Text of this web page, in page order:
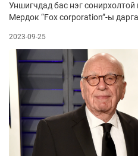
Уншигчдад бас нэг сонирхолтой
Мердок “Fox сorporation”-ы
компанийн хүндэт даргын алба
Хүү Лахлан нь ирэх
компанийг өөрийн хяналтад
байна. Лахлан Мердок 1971 онд
дахь хүүхэд. Тэрбээр дэлхийд
компани байгуулахад
хувьдаа 3.3 тэрбум
2023-09-25